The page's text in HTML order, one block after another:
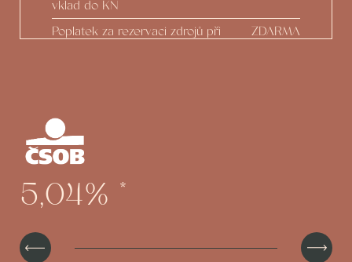
vklad do KN
Poplatek za rezervaci zdrojů při
ZDARMA
Zpracování Dodatku z podnětu
developera
Možnost čerpání do 100 % hodnoty
nemovitosti
5,04% *